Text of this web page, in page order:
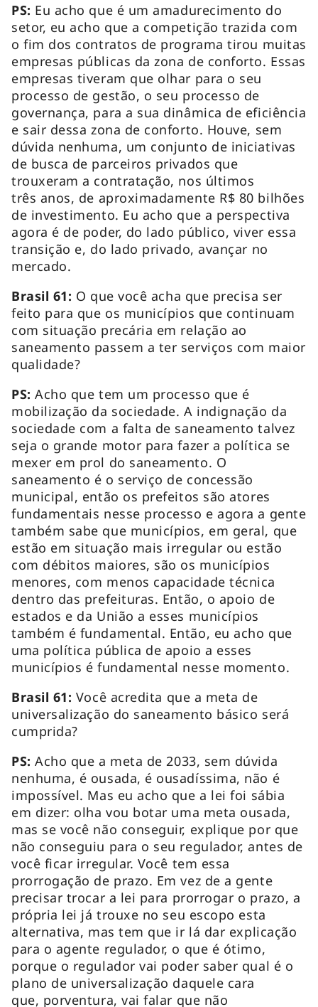
PS: Eu acho que é um amadurecimento do
setor, eu acho que a competição trazida com
o fim dos contratos de programa tirou muitas
empresas públicas da zona de conforto. Essas
empresas tiveram que olhar para o seu
processo de gestão, o seu processo de
governança, para a sua dinâmica de eficiência
e sair dessa zona de conforto. Houve, sem
dúvida nenhuma, um conjunto de iniciativas
de busca de parceiros privados que
trouxeram a contratação, nos últimos
três anos, de aproximadamente R$ 80 bilhões
de investimento. Eu acho que a perspectiva
agora é de poder, do lado público, viver essa
transição e, do lado privado, avançar no
mercado.
Brasil 61: O que você acha que precisa ser
feito para que os municípios que continuam
com situação precária em relação ao
saneamento passem a ter serviços com maior
qualidade?
PS: Acho que tem um processo que é
mobilização da sociedade. A indignação da
sociedade com a falta de saneamento talvez
seja o grande motor para fazer a política se
mexer em prol do saneamento. O
saneamento é o serviço de concessão
municipal, então os prefeitos são atores
fundamentais nesse processo e agora a gente
também sabe que municípios, em geral, que
estão em situação mais irregular ou estão
com débitos maiores, são os municípios
menores, com menos capacidade técnica
dentro das prefeituras. Então, o apoio de
estados e da União a esses municípios
também é fundamental. Então, eu acho que
uma política pública de apoio a esses
municípios é fundamental nesse momento.
Brasil 61: Você acredita que a meta de
universalização do saneamento básico será
cumprida?
PS: Acho que a meta de 2033, sem dúvida
nenhuma, é ousada, é ousadíssima, não é
impossível. Mas eu acho que a lei foi sábia
em dizer: olha vou botar uma meta ousada,
mas se você não conseguir, explique por que
não conseguiu para o seu regulador, antes de
você ficar irregular. Você tem essa
prorrogação de prazo. Em vez de a gente
precisar trocar a lei para prorrogar o prazo, a
própria lei já trouxe no seu escopo esta
alternativa, mas tem que ir lá dar explicação
para o agente regulador, o que é ótimo,
porque o regulador vai poder saber qual é o
plano de universalização daquele cara
que, porventura, vai falar que não